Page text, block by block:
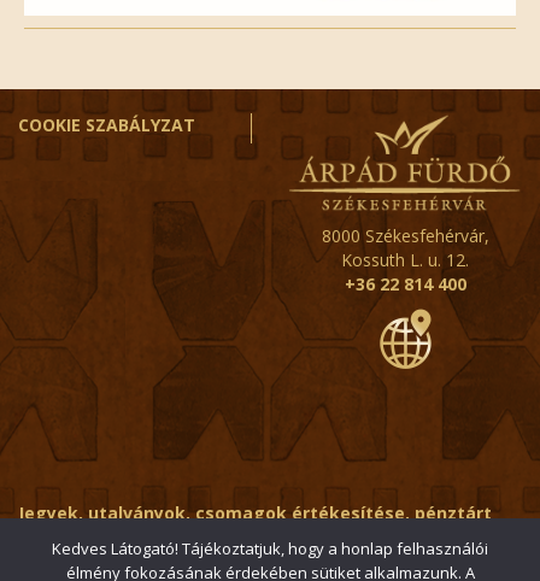
COOKIE SZABÁLYZAT
8000 Székesfehérvár,
Kossuth L. u. 12.
+36 22 814 400
Jegyek, utalványok, csomagok értékesítése, pénztárt
érintő kérdések:
ertekesito@fehervar-arpadfurdo.hu
Kedves Látogató! Tájékoztatjuk, hogy a honlap felhasználói
élmény fokozásának érdekében sütiket alkalmazunk. A